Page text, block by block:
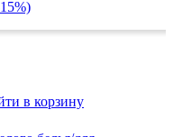
в корзину